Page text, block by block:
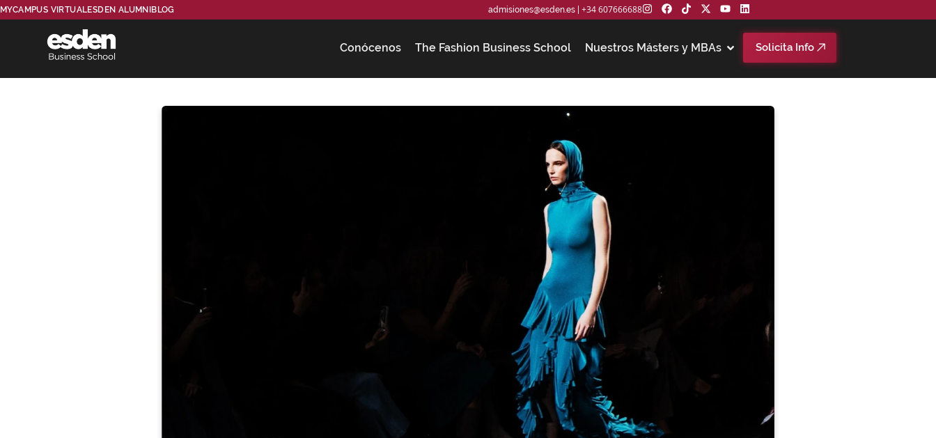
MYCAMPUS VIRTUALESDEN ALUMNI BLOG admisiones@esden.es| +34 607666688
Conócenos The Fashion Business School Nuestros Másters y MBAs Solicita Info